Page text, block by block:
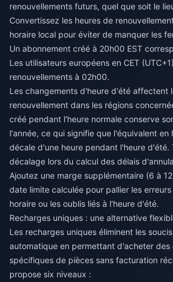
renouvellements futurs, quel que soit le
Convertissez les heures de
horaire local pour éviter de manquer les
Un abonnement créé à 20h00 EST
Les utilisateurs européens en CET
renouvellements à 02h00.
Les changements d'heure d'été affectent
renouvellement dans les régions
créé pendant l'heure normale conserve
l'année, ce qui signifie que l'équivalent en
décale d'une heure pendant l'heure
décalage lors du calcul des délais
Ajoutez une marge supplémentaire (6 à
date limite calculée pour pallier les
horaire ou les oublis liés à l'heure d'été.
Recharges uniques : une alternative
Les recharges uniques éliminent les
automatique en permettant d'acheter des
spécifiques de pièces sans facturation
propose six niveaux :